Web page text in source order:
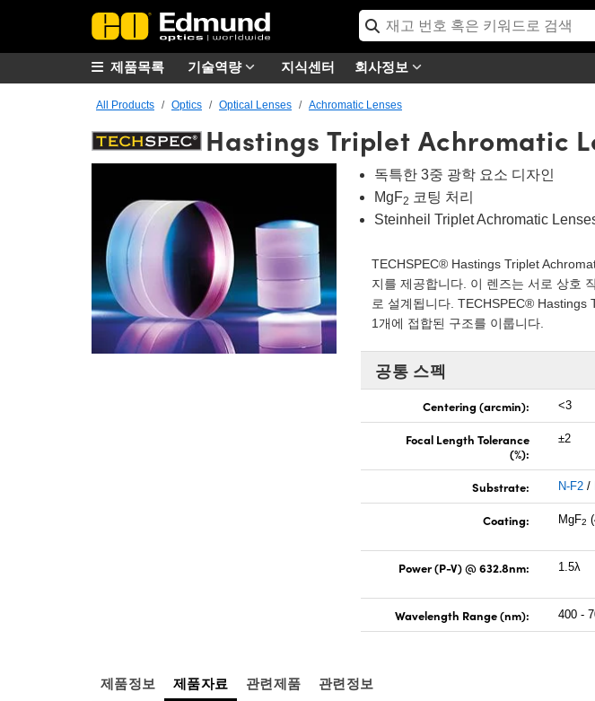
기술역량 지식센터 회사정보
제품목록
All Products Optics Optical Lenses Achromatic Lenses
Hastings Triplet Achromatic
독특한 3중 광학 요소 디자인
MgF2 코팅 처리
Steinheil Triplet Achromatic
TECHSPEC® Hastings Triplet
지를 제공합니다. 이 렌즈는 서로 상호
로 설계됩니다. TECHSPEC®
1개에 접합된 구조를 이룹니다.
공통 스펙
Centering (arcmin): <3
Focal Length Tolerance
(%):
±2
Substrate: N-F2/
Coating: MgF2
Power (P-V) @ 632.8nm: 1.5λ
Wavelength Range (nm): 400 -
제품정보 제품자료 관련제품 관련정보